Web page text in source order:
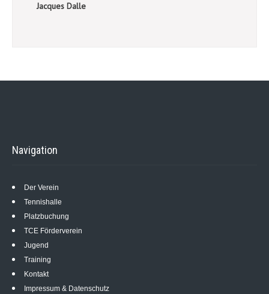
Jacques Dalle
Navigation
Der Verein
Tennishalle
Platzbuchung
TCE Förderverein
Jugend
Training
Kontakt
Impressum & Datenschutz